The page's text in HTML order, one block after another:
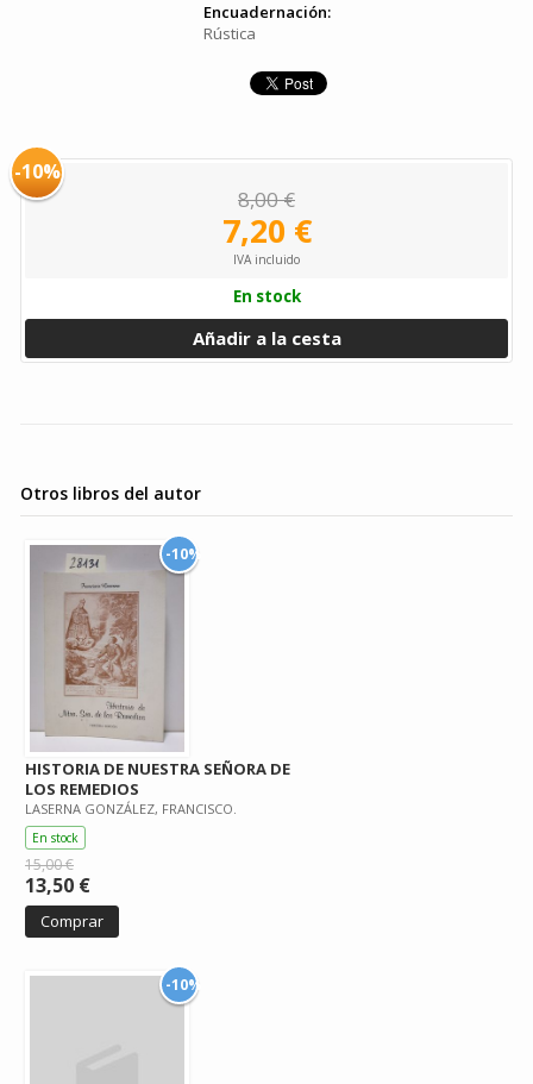
Encuadernación:
Rústica
-10%
8,00 €
7,20 €
IVA incluido
En stock
Añadir a la cesta
Otros libros del autor
-10%
HISTORIA DE NUESTRA SEÑORA DE
LOS REMEDIOS
LASERNA GONZÁLEZ, FRANCISCO.
En stock
15,00 €
13,50 €
Comprar
-10%